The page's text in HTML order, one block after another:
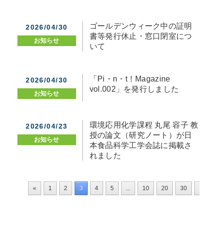
2026/04/30
お知らせ
ゴールデンウィーク中の証明
書等発行休止・窓口閉室につ
いて
2026/04/30
お知らせ
「Pi・n・t！Magazine
vol.002」を発行しました
2026/04/23
お知らせ
環境応用化学課程 丸尾 容子 教
授の論文（研究ノート）が日
本食品科学工学会誌に掲載さ
れました
« 1 2 3 4 5 10 20 30